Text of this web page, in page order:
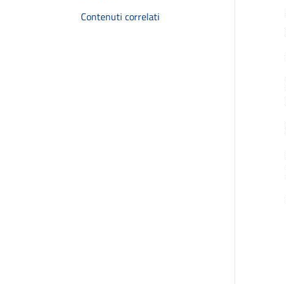
Contenuti correlati